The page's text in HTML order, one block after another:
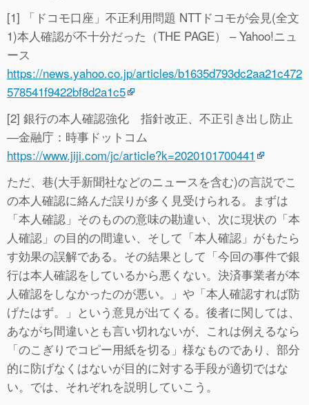
[1] 「ドコモ口座」不正利用問題 NTTドコモが会見(全文
1)本人確認が不十分だった（THE PAGE） – Yahoo!ニュ
ース
https://news.yahoo.co.jp/articles/b1635d793dc2aa21c472
578541f9422bf8d2a1c5
[2] 銀行の本人確認強化 指針改正、不正引き出し防止
―金融庁：時事ドットコム
https://www.jiji.com/jc/article?k=2020101700441
ただ、巷(大手新聞社などのニュースを含む)の言説でこ
の本人確認に絡んだ誤りが多く見受けられる。まずは
「本人確認」そのものの意味の勘違い、次に現状の「本
人確認」の目的の間違い、そして「本人確認」がもたら
す効果の誤解である。その結果として「今回の事件で銀
行は本人確認をしているから悪くない。決済事業者が本
人確認をしなかったのが悪い。」や「本人確認すれば防
げたはず。」という意見が出てくる。後者に関しては、
あながち間違いとも言い切れないが、これは例えるなら
「のこぎりでコピー用紙を切る」様なものであり、部分
的に防げなくはないが目的に対する手段が適切ではな
い。では、それぞれを説明していこう。